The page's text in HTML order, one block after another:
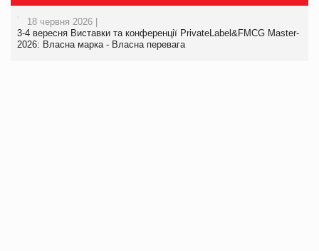
18 червня 2026 |
3-4 вересня Виставки та конференції PrivateLabel&FMCG Master-
2026: Власна марка - Власна перевага